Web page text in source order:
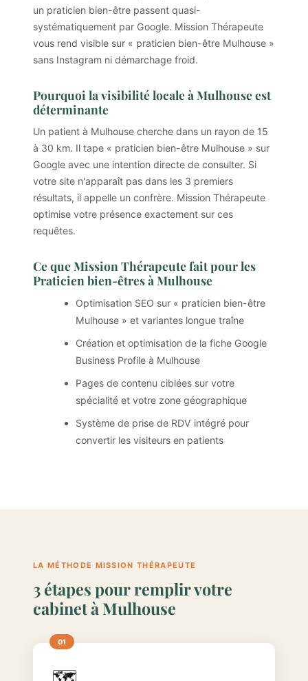
un praticien bien-être passent quasi-
systématiquement par Google. Mission Thérapeute
vous rend visible sur « praticien bien-être Mulhouse »
sans Instagram ni démarchage froid.
Pourquoi la visibilité locale à Mulhouse est
déterminante
Un patient à Mulhouse cherche dans un rayon de 15
à 30 km. Il tape « praticien bien-être Mulhouse » sur
Google avec une intention directe de consulter. Si
votre site n'apparaît pas dans les 3 premiers
résultats, il appelle un confrère. Mission Thérapeute
optimise votre présence exactement sur ces
requêtes.
Ce que Mission Thérapeute fait pour les
Praticien bien-êtres à Mulhouse
Optimisation SEO sur « praticien bien-être
Mulhouse » et variantes longue traîne
Création et optimisation de la fiche Google
Business Profile à Mulhouse
Pages de contenu ciblées sur votre
spécialité et votre zone géographique
Système de prise de RDV intégré pour
convertir les visiteurs en patients
LA MÉTHODE MISSION THÉRAPEUTE
3 étapes pour remplir votre
cabinet à Mulhouse